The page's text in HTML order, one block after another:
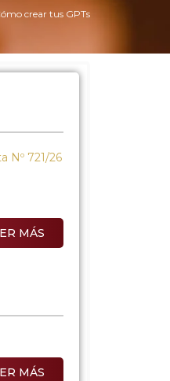
crear tus GPTs
Nº 721/26
MÁS
MÁS